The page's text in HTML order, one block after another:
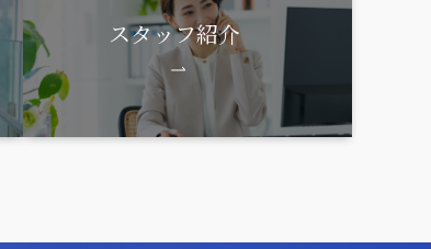
スタッフ紹介